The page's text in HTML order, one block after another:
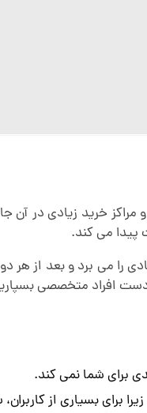
خرید زیادی در
می کند.
می برد و بعد از هر
دست افراد متخصصی
بسیاری از